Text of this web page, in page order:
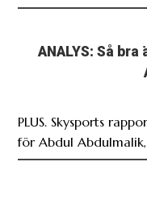
ANALYS: Så
PLUS. Skysports
för Abdul